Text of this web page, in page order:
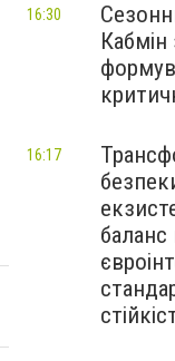
16:30
баланс
16:17